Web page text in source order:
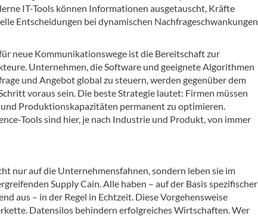
IT-Tools können Informationen ausgetauscht, Kräfte
Entscheidungen bei dynamischen Nachfrageschwankungen
neue Kommunikationswege ist die Bereitschaft zur
Unternehmen, die Software und geeignete Algorithmen
und Angebot global zu steuern, werden gegenüber dem
voraus sein. Die beste Strategie lautet: Firmen müssen
Produktionskapazitäten permanent zu optimieren.
Tools sind hier, je nach Industrie und Produkt, von immer
nur auf die Unternehmensfahnen, sondern leben sie im
Supply Cain. Alle haben – auf der Basis spezifischer
aus – in der Regel in Echtzeit. Diese Vorgehensweise
Datensilos behindern erfolgreiches Wirtschaften. Wer